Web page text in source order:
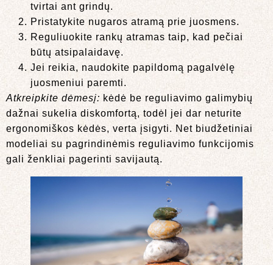
tvirtai ant grindų.
Pristatykite nugaros atramą prie juosmens.
Reguliuokite rankų atramas taip, kad pečiai
būtų atsipalaidavę.
Jei reikia, naudokite papildomą pagalvėlę
juosmeniui paremti.
Atkreipkite dėmesį: kėdė be reguliavimo galimybių
dažnai sukelia diskomfortą, todėl jei dar neturite
ergonomiškos kėdės, verta įsigyti. Net biudžetiniai
modeliai su pagrindinėmis reguliavimo funkcijomis
gali ženkliai pagerinti savijautą.